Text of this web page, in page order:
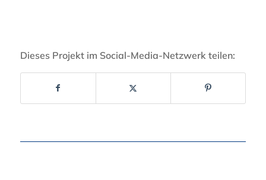
Dieses Projekt im Social-Media-Netzwerk teilen: